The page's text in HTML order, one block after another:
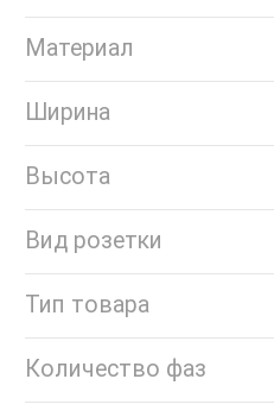
Материал
Ширина
Высота
Вид розетки
Тип товара
Количество фаз